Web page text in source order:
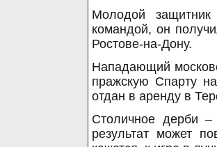
Молодой
командой, он
Ростове-на-Дону.
Нападающий
пражскую Спарту
отдан в аренду в
Столичное дерби
результат может